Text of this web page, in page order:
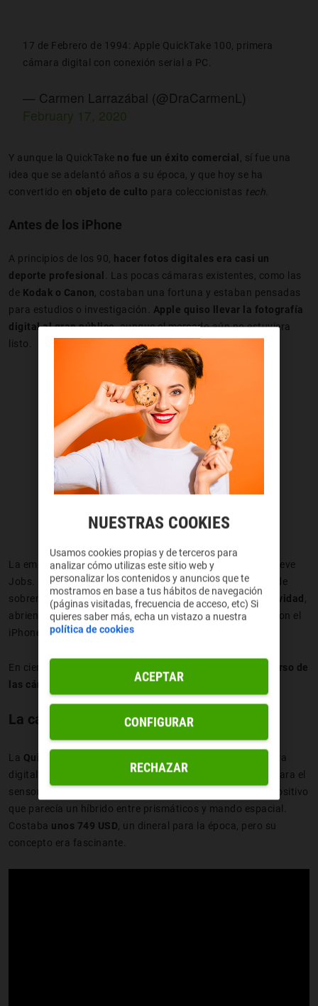
17 de Febrero de 1994: Apple QuickTake 100, primera
cámara digital con conexión serial a PC.
— Carmen Larrazábal (@DraCarmenL)
February 17, 2020
Y aunque la QuickTake no fue un éxito comercial
, sí fue una
idea que se adelantó años a su época, y que hoy se ha
convertido en objeto de culto para coleccionistas tech
Antes de los iPhone
A principios de los 90,
hacer fotos digitales era casi un
deporte profesional
. Las pocas cámaras existentes, como las
de Kodak o Canon , costaban una fortuna y estaban pensadas
para estudios o investigación. Apple quiso llevar la fotografía
digital al gran público, aunque el mercado aún no estuviera
listo.
La empresa ya mostraba suADN innovador incluso sin Steve
Jobs. Mientras otros seguían centrados en ordenadores de
sobremesa,Apple intentaba mezclar tecnología y creatividad ,
abriendo camino hacia el futuro que después dominaría con el
iPhone.
En cierto modo, la QuickTake fue
el primer guiño al universo de
las cámaras Apple
que conocemos hoy.
La cámara de Apple
La QuickTake 100
, lanzada en 1994, fue la primera cámara
digital doméstica del mundo. Apple colaboró con
para el
sensor y con
para la fabricación, creando un dispositivo
que parecía un híbrido entre prismáticos y mando espacial.
Costaba unos 749 USD, un dineral para la época, pero su
concepto era fascinante.
NUESTRAS COOKIES
Usamos cookies propias y de terceros para
analizar cómo utilizas este sitio web y
personalizar los contenidos y anuncios que te
mostramos en base a tus hábitos de navegación
(páginas visitadas, frecuencia de acceso, etc) Si
quieres saber más, echa un vistazo a nuestra
política de cookies
RECHAZAR
ACEPTAR
CONFIGURAR